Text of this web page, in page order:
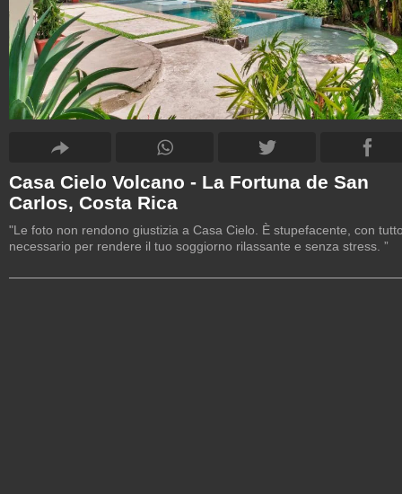
Casa Cielo Volcano - La Fortuna de San
Carlos, Costa Rica
"Le foto non rendono giustizia a Casa Cielo. È stupefacente, con
necessario per rendere il tuo soggiorno rilassante e senza stress. ”